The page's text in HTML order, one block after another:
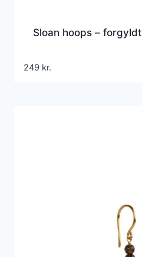
Sloan hoops – forgyldt
249 kr.